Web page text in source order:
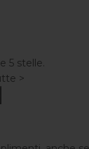
5 stelle.
>